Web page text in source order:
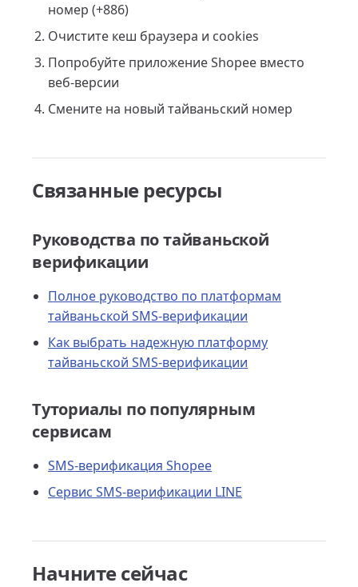
номер (+886)
Очистите кеш браузера и cookies
Попробуйте приложение Shopee вместо
веб-версии
Смените на новый тайваньский номер
Связанные ресурсы
Руководства по тайваньской
верификации
Полное руководство по платформам
тайваньской SMS-верификации
Как выбрать надежную платформу
тайваньской SMS-верификации
Туториалы по популярным
сервисам
SMS-верификация Shopee
Сервис SMS-верификации LINE
Начните сейчас